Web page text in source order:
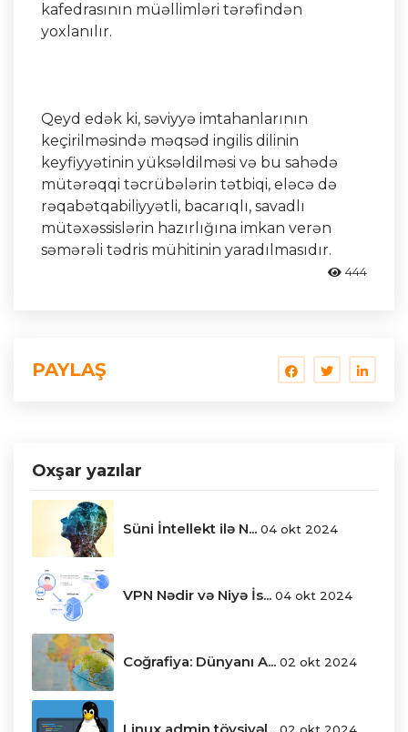
kafedrasının müəllimləri tərəfindən
yoxlanılır.
Qeyd edək ki, səviyyə imtahanlarının
keçirilməsində məqsəd ingilis dilinin
keyfiyyətinin yüksəldilməsi və bu sahədə
mütərəqqi təcrübələrin tətbiqi, eləcə də
rəqabətqabiliyyətli, bacarıqlı, savadlı
mütəxəssislərin hazırlığına imkan verən
səmərəli tədris mühitinin yaradılmasıdır.
444
PAYLAŞ
Oxşar yazılar
Süni İntellekt ilə N... 04 okt 2024
VPN Nədir və Niyə İs... 04 okt 2024
Coğrafiya: Dünyanı A... 02 okt 2024
Linux admin tövsiyəl... 02 okt 2024